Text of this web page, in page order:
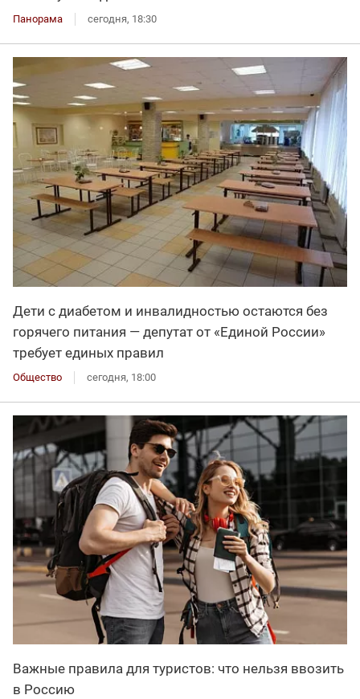
Панорама сегодня, 18:30
Дети с диабетом и инвалидностью остаются без
горячего питания — депутат от «Единой России»
требует единых правил
Общество сегодня, 18:00
Важные правила для туристов: что нельзя ввозить
в Россию